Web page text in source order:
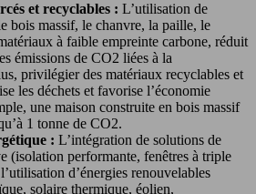
et recyclables : L’utilisation de
bois massif, le chanvre, la paille, le
à faible empreinte carbone, réduit
émissions de CO2 liées à la
privilégier des matériaux recyclables et
les déchets et favorise l’économie
une maison construite en bois massif
1 tonne de CO2.
: L’intégration de solutions de
(isolation performante, fenêtres à triple
d’énergies renouvelables
solaire thermique, éolien,